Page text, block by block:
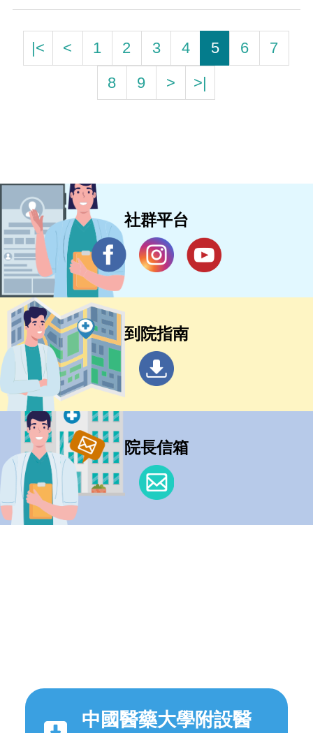
|< < 1 2 3 4 5 6
7
8
9 > >|
社群平台
到院指南
院長信箱
中國醫藥大學附設醫